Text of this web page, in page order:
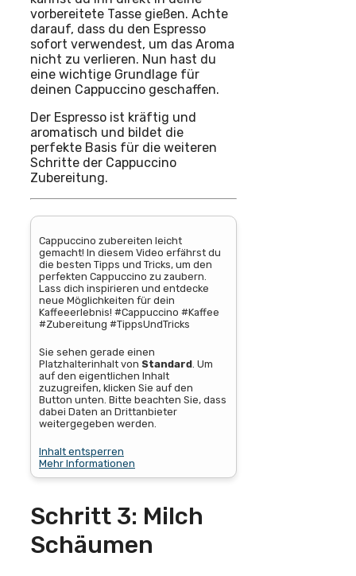
vorbereitete Tasse gießen. Achte
darauf, dass du den Espresso
sofort verwendest, um das Aroma
nicht zu verlieren. Nun hast du
eine wichtige Grundlage für
deinen Cappuccino geschaffen.
Der Espresso ist kräftig und
aromatisch und bildet die
perfekte Basis für die weiteren
Schritte der Cappuccino
Zubereitung.
Cappuccino zubereiten leicht
gemacht! In diesem Video erfährst du
die besten Tipps und Tricks, um den
perfekten Cappuccino zu zaubern.
Lass dich inspirieren und entdecke
neue Möglichkeiten für dein
Kaffeeerlebnis! #Cappuccino #Kaffee
#Zubereitung #TippsUndTricks
Sie sehen gerade einen
Platzhalterinhalt von Standard . Um
auf den eigentlichen Inhalt
zuzugreifen, klicken Sie auf den
Button unten. Bitte beachten Sie, dass
dabei Daten an Drittanbieter
weitergegeben werden.
Inhalt entsperren
Mehr Informationen
Schritt 3: Milch
Schäumen